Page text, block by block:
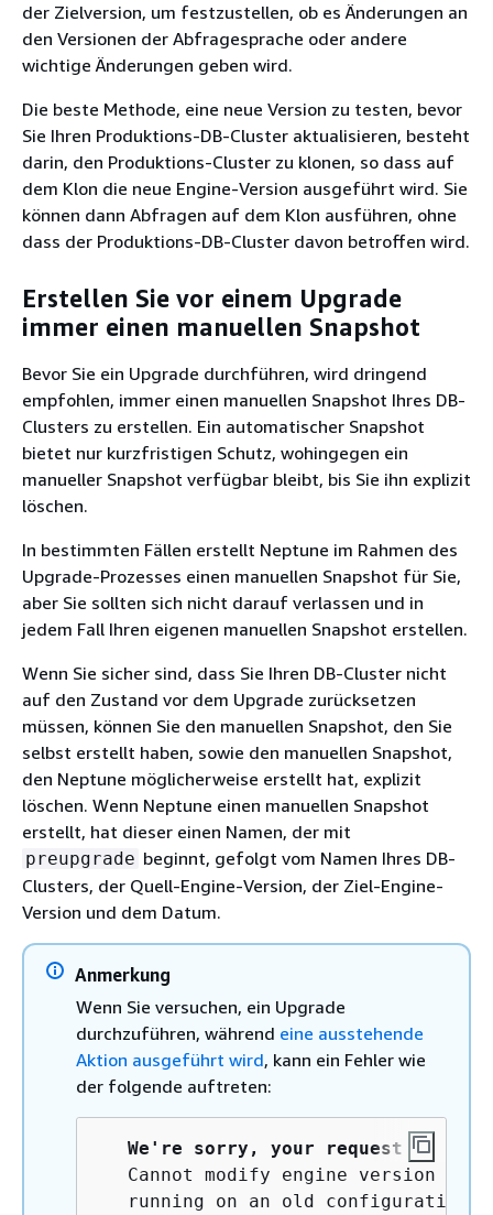
der Zielversion, um festzustellen, ob es Änderungen an
den Versionen der Abfragesprache oder andere
wichtige Änderungen geben wird.
Die beste Methode, eine neue Version zu testen, bevor
Sie Ihren Produktions-DB-Cluster aktualisieren, besteht
darin, den Produktions-Cluster zu klonen, so dass auf
dem Klon die neue Engine-Version ausgeführt wird. Sie
können dann Abfragen auf dem Klon ausführen, ohne
dass der Produktions-DB-Cluster davon betroffen wird.
Erstellen Sie vor einem Upgrade
immer einen manuellen Snapshot
Bevor Sie ein Upgrade durchführen, wird dringend
empfohlen, immer einen manuellen Snapshot Ihres DB-
Clusters zu erstellen. Ein automatischer Snapshot
bietet nur kurzfristigen Schutz, wohingegen ein
manueller Snapshot verfügbar bleibt, bis Sie ihn explizit
löschen.
In bestimmten Fällen erstellt Neptune im Rahmen des
Upgrade-Prozesses einen manuellen Snapshot für Sie,
aber Sie sollten sich nicht darauf verlassen und in
jedem Fall Ihren eigenen manuellen Snapshot erstellen.
Wenn Sie sicher sind, dass Sie Ihren DB-Cluster nicht
auf den Zustand vor dem Upgrade zurücksetzen
müssen, können Sie den manuellen Snapshot, den Sie
selbst erstellt haben, sowie den manuellen Snapshot,
den Neptune möglicherweise erstellt hat, explizit
löschen. Wenn Neptune einen manuellen Snapshot
erstellt, hat dieser einen Namen, der mit
preupgrade beginnt, gefolgt vom Namen Ihres DB-
Clusters, der Quell-Engine-Version, der Ziel-Engine-
Version und dem Datum.
Anmerkung
Wenn Sie versuchen, ein Upgrade
durchzuführen, während eine ausstehende
Aktion ausgeführt wird, kann ein Fehler wie
der folgende auftreten:
We're sorry, your request to
Cannot modify engine version
running on an old configuration.